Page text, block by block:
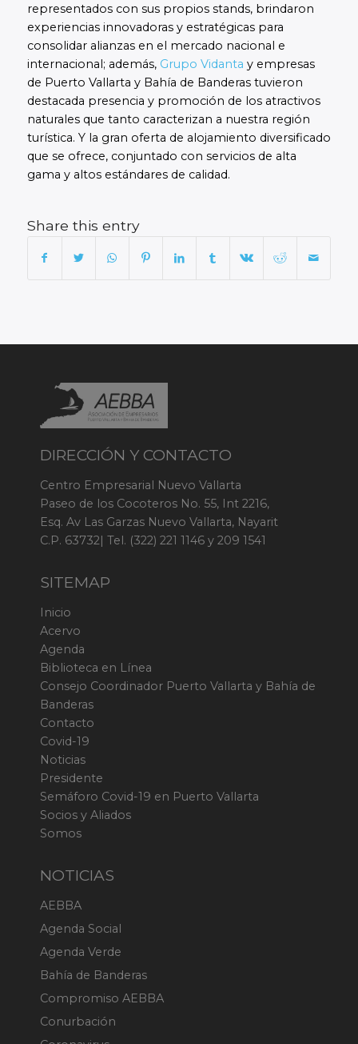
representados con sus propios stands, brindaron
experiencias innovadoras y estratégicas para
consolidar alianzas en el mercado nacional e
internacional; además, Grupo Vidanta y empresas
de Puerto Vallarta y Bahía de Banderas tuvieron
destacada presencia y promoción de los atractivos
naturales que tanto caracterizan a nuestra región
turística. Y la gran oferta de alojamiento diversificado
que se ofrece, conjuntado con servicios de alta
gama y altos estándares de calidad.
Share this entry
DIRECCIÓN Y CONTACTO
Centro Empresarial Nuevo Vallarta
Paseo de los Cocoteros No. 55, Int 2216,
Esq. Av Las Garzas Nuevo Vallarta, Nayarit
C.P. 63732| Tel. (322) 221 1146 y 209 1541
SITEMAP
Inicio
Acervo
Agenda
Biblioteca en Línea
Consejo Coordinador Puerto Vallarta y Bahía de
Banderas
Contacto
Covid-19
Noticias
Presidente
Semáforo Covid-19 en Puerto Vallarta
Socios y Aliados
Somos
NOTICIAS
AEBBA
Agenda Social
Agenda Verde
Bahía de Banderas
Compromiso AEBBA
Conurbación